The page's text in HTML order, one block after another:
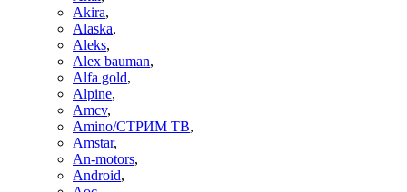
Akira,
Alaska,
Aleks,
Alex bauman,
Alfa gold,
Alpine,
Amcv,
Amino/СТРИМ ТВ,
Amstar,
An-motors,
Android,